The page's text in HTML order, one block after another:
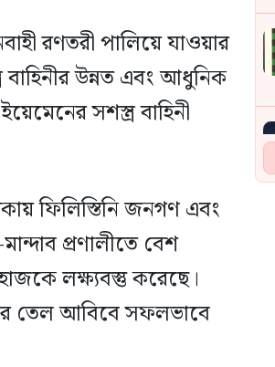
রণতরী পালিয়ে যাওয়ার
বাহিনীর উন্নত এবং আধুনিক
সশস্ত্র বাহিনী
ফিলিস্তিনি জনগণ এবং
প্রণালীতে বেশ
লক্ষ্যবস্তু করেছে।
তেল আবিবে সফলভাবে